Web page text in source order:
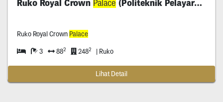
Ruko Royal Crown Palace (Politeknik Pelayaran)
Ruko Royal Crown Palace
3 882 2482 | Ruko
Lihat Detail